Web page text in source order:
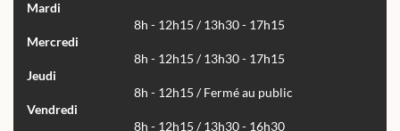
Mardi
8h - 12h15 / 13h30 - 17h15
Mercredi
8h - 12h15 / 13h30 - 17h15
Jeudi
8h - 12h15 / Fermé au public
Vendredi
8h - 12h15 / 13h30 - 16h30